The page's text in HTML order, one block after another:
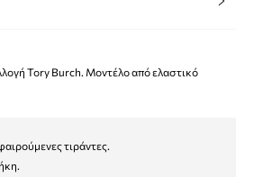
Tory Burch. Μοντέλο από ελαστικό
τιράντες.